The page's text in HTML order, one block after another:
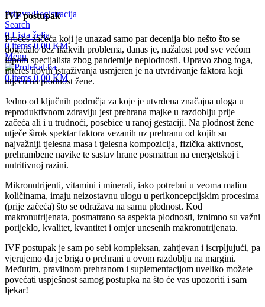
Prijava/Registracija
Search
0Lista želja
0items 0,00KM
Menu
0items 0,00KM
IVF postupak
Proces začeća koji je unazad samo par decenija bio nešto što se
događalo bez ikakvih problema, danas je, nažalost pod sve većom
lupom specijalista zbog pandemije neplodnosti. Upravo zbog toga,
interes novih istraživanja usmjeren je na utvrđivanje faktora koji
utječu na plodnost žene.
Jedno od ključnih područja za koje je utvrđena značajna uloga u
reproduktivnom zdravlju jest prehrana majke u razdoblju prije
začeća ali i u trudnoći, posebice u ranoj gestaciji. Na plodnost žene
utječe širok spektar faktora vezanih uz prehranu od kojih su
najvažniji tjelesna masa i tjelesna kompozicija, fizička aktivnost,
prehrambene navike te sastav hrane posmatran na energetskoj i
nutritivnoj razini.
Mikronutrijenti, vitamini i minerali, iako potrebni u veoma malim
količinama, imaju neizostavnu ulogu u perikoncepcijskim procesima
(prije začeća) što se odražava na samu plodnost. Kod
makronutrijenata, posmatrano sa aspekta plodnosti, iznimno su važni
porijeklo, kvalitet, kvantitet i omjer unesenih makronutrijenata.
IVF postupak je sam po sebi kompleksan, zahtjevan i iscrpljujući, pa
vjerujemo da je briga o prehrani u ovom razdoblju na margini.
Međutim, pravilnom prehranom i suplementacijom uveliko možete
povećati uspješnost samog postupka na što će vas upozoriti i sam
ljekar!